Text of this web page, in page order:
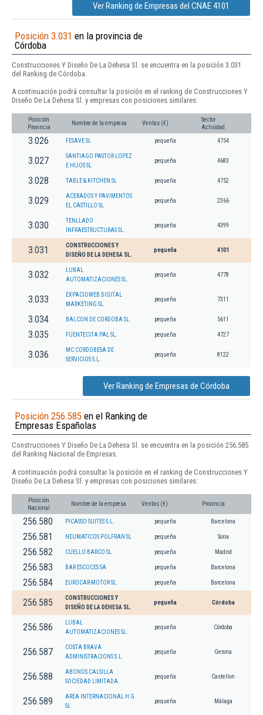
Ver Ranking de Empresas del CNAE 4101
Posición 3.031 en la provincia de
Córdoba
Construcciones Y Diseño De La Dehesa Sl. se encuentra en la posición 3.031
del Ranking de Córdoba.
A continuación podrá consultar la posición en el ranking de Construcciones Y
Diseño De La Dehesa Sl. y empresas con posiciones similares:
Posición
Provincia
Nombre de la empresa Ventas (€)
Sector
Actividad
3.026 FESAVE SL pequeña 4754
3.027
SANTIAGO PASTOR LOPEZ
E HIJOS SL
pequeña 4683
3.028 TABLE & KITCHEN SL pequeña 4752
3.029
ACERADOS Y PAVIMENTOS
EL CASTILLO SL
pequeña 2366
3.030
TENLLADO
INFRAESTRUCTURAS SL.
pequeña 4399
3.031
CONSTRUCCIONES Y
DISEÑO DE LA DEHESA SL.
pequeña 4101
3.032
LUBAL
AUTOMATIZACIONES SL.
pequeña 4778
3.033
EXPACIOWEB DIGITAL
MARKETING SL.
pequeña 7311
3.034 BALCON DE CORDOBA SL. pequeña 5611
3.035 FUENTECITA PAL SL. pequeña 4727
3.036
MC CORDOBESA DE
SERVICIOS S.L.
pequeña 8122
Ver Ranking de Empresas de Córdoba
Posición 256.585 en el Ranking de
Empresas Españolas
Construcciones Y Diseño De La Dehesa Sl. se encuentra en la posición 256.585
del Ranking Nacional de Empresas.
A continuación podrá consultar la posición en el ranking de Construcciones Y
Diseño De La Dehesa Sl. y empresas con posiciones similares:
Posición
Nacional
Nombre de la empresa Ventas (€) Provincia
256.580 PICASSO SUITES S.L. pequeña Barcelona
256.581 NEUMATICOS POLFRAN SL pequeña Soria
256.582 CUELLO BARCO SL. pequeña Madrid
256.583 BAR ESCOCES SA pequeña Barcelona
256.584 EUROCAR-MOTOR SL. pequeña Barcelona
256.585
CONSTRUCCIONES Y
DISEÑO DE LA DEHESA SL.
pequeña Córdoba
256.586
LUBAL
AUTOMATIZACIONES SL.
pequeña Córdoba
256.587
COSTA BRAVA
ADMINISTRACIONS S.L.
pequeña Gerona
256.588
ABONOS CALSILLA
SOCIEDAD LIMITADA.
pequeña Castellon
256.589
AREA INTERNACIONAL H G
SL
pequeña Málaga